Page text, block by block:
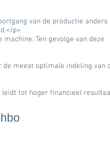
van de productie anders
p>
Ten gevolge van deze
meest optimale indeling van
tot hoger financieel